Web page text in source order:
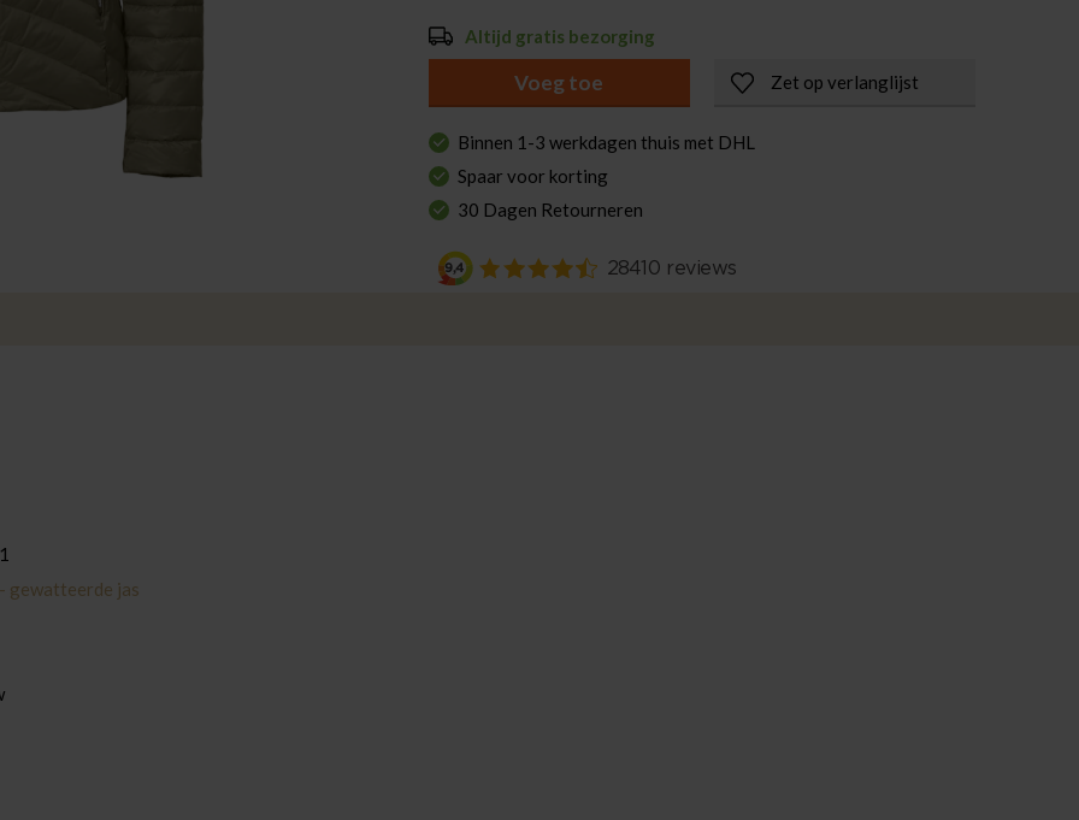
Pauze
Altijd gratis bezorging
Voeg toe Zet op verlanglijst
Binnen 1-3 werkdagen thuis met DHL
Spaar voor korting
30 Dagen Retourneren
gewatteerde jas